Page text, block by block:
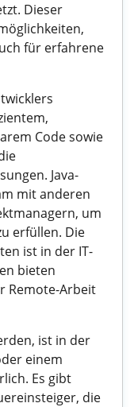
Dieser
für erfahrene
Code sowie
Java-
mit anderen
um
erfüllen. Die
ist in der IT-
bieten
Remote-Arbeit
ist in der
einem
Es gibt
die